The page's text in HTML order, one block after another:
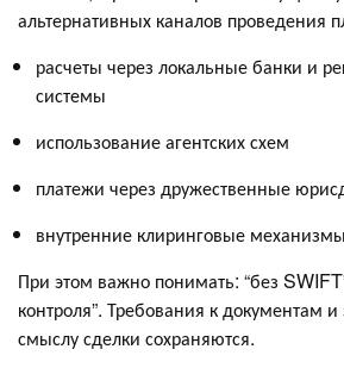
альтернативных каналов проведения
расчеты через локальные банки и
системы
использование агентских схем
платежи через дружественные
внутренние клиринговые
При этом важно понимать: “без
контроля”. Требования к документам
смыслу сделки сохраняются.